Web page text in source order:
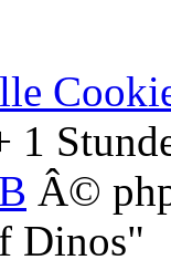
1
Â©
Dinos"